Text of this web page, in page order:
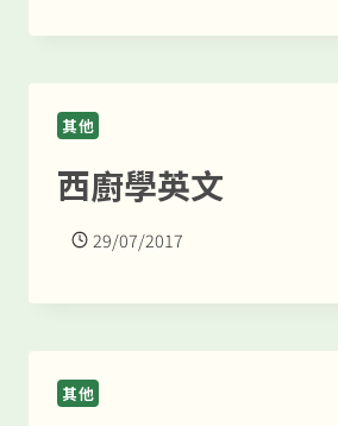
其他
西廚學英文
29/07/2017
其他